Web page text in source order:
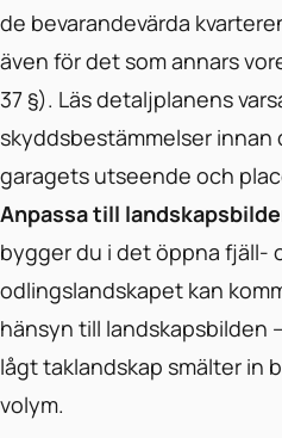
de bevarandevärda
även för det som annars
37 §). Läs detaljplanens
skyddsbestämmelser innan
garagets utseende och
Anpassa till
bygger du i det öppna fjäll-
odlingslandskapet kan
hänsyn till landskapsbilden
lågt taklandskap smälter in
volym.